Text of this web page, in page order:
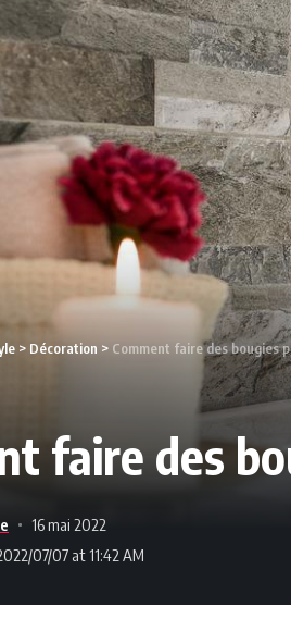
> Décoration > Comment faire des bougies
faire des
16 mai 2022
07/07 at 11:42 AM